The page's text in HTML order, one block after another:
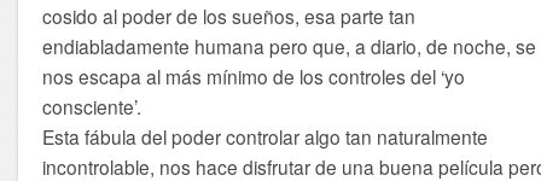
cosido al poder de los sueños, esa parte tan
endiabladamente humana pero que, a diario, de noche, se
nos escapa al más mínimo de los controles del ‘yo
consciente’.
Esta fábula del poder controlar algo tan naturalmente
incontrolable, nos hace disfrutar de una buena película